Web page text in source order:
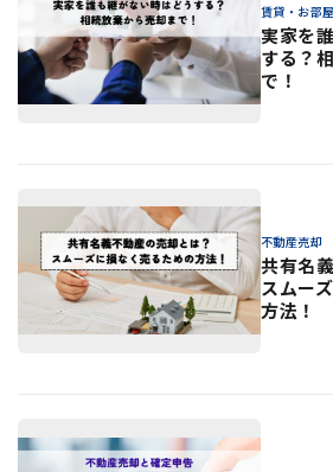
賃貸・お部
実家を
する？
で！
不動産売却
共有名
スムー
方法！